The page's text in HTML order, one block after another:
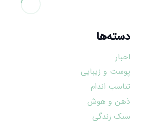
دسته‌ها
اخبار
پوست و زیبایی
تناسب اندام
ذهن و هوش
سبک زندگی